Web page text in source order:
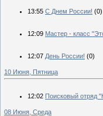
13:55 С Днем России! (0)
12:09 Мастер - класс
12:07 День России! (0)
10 Июня, Пятница
12:02 Поисковый отряд
08 Июня, Среда